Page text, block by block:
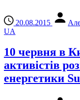
20.08.2015
UA
10 червня в
активістів
енергетики